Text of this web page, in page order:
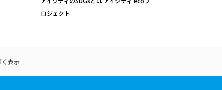
ロジェクト
く表示